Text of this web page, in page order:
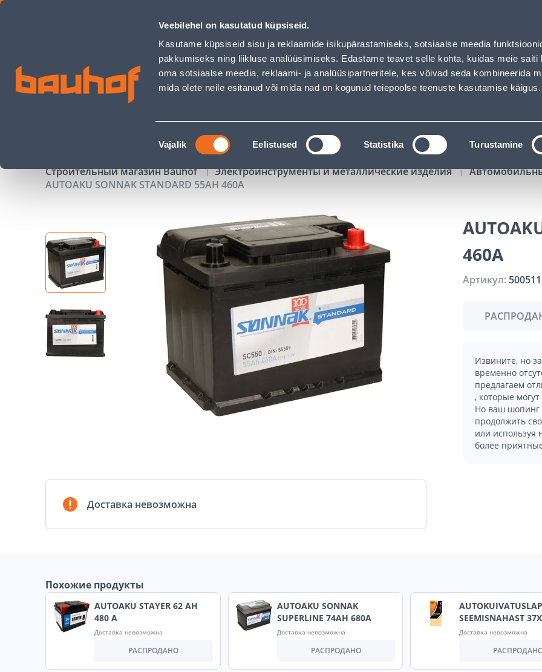
Veebilehel on kasutatud küpsiseid.
Kasutame küpsiseid sisu ja reklaamide isikupärastamiseks, sotsiaalse meedia
pakkumiseks ning liikluse analüüsimiseks. Edastame teavet selle kohta, kuidas meie saiti
oma sotsiaalse meedia, reklaami- ja analüüsipartneritele, kes võivad seda kombineerida
mida olete neile esitanud või mida nad on kogunud teiepoolse teenuste kasutamise käigus.
Nõusoleku
valik
Vajalik Eelistused Statistika Turustamine
AUTOAKU SONNAK STANDARD 55AH 460A - Bauhof has loaded
Обслуживание бизнес-клиентов Обслуживание частных клиентов Услуги Предложения о
ПОИСК
АКЦИИ КАТАЛОГИ АРЕНДА ИНСТРУМЕНТОВ
Строительный магазин Bauhof Электроинструменты и металлические изделия
AUTOAKU SONNAK STANDARD 55AH 460A
Доставка невозможна
460A
Артикул: 500511
Извините, но
временно
предлагаем
, которые
Но ваш шопинг
продолжить
или
более
Похожие продукты
AUTOAKU STAYER 62 AH
480 A
Доставка невозможна
РАСПРОДАНО
AUTOAKU SONNAK
SUPERLINE 74AH 680A
Доставка невозможна
РАСПРОДАНО
SEEMISNAHAST
Доставка невозможна